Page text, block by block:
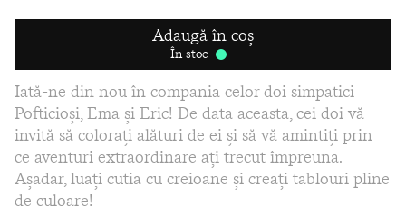
Adaugă în coș
În stoc
Iată-ne din nou în compania celor doi simpatici
Pofticioși, Ema și Eric! De data aceasta, cei doi vă
invită să colorați alături de ei și să vă amintiți prin
ce aventuri extraordinare ați trecut împreuna.
Așadar, luați cutia cu creioane și creați tablouri pline
de culoare!